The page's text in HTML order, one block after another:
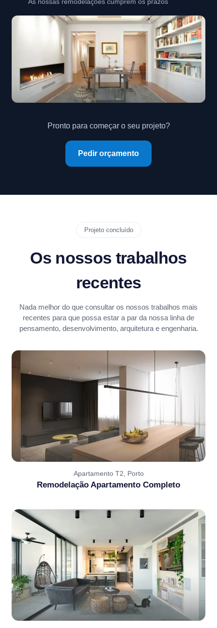
Pronto para começar o seu projeto?
Pedir orçamento
Projeto concluído
Os nossos trabalhos
recentes
Nada melhor do que consultar os nossos trabalhos mais
recentes para que possa estar a par da nossa linha de
pensamento, desenvolvimento, arquitetura e engenharia.
Apartamento T2, Porto
Remodelação Apartamento Completo